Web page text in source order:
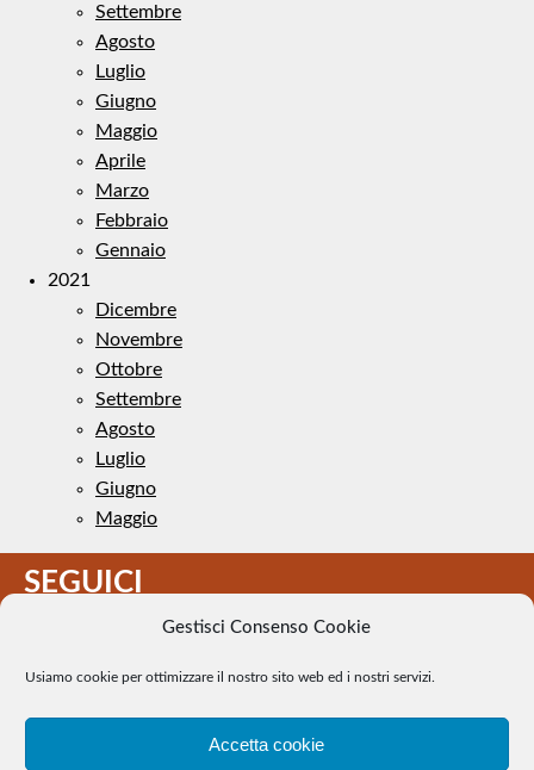
Gestisci Consenso Cookie
Usiamo cookie per ottimizzare il nostro sito web ed i nostri servizi.
Accetta cookie
Settembre
Agosto
Luglio
Giugno
Maggio
Aprile
Marzo
Febbraio
Gennaio
2021
Dicembre
Novembre
Ottobre
Settembre
Agosto
Luglio
Giugno
Maggio
SEGUICI